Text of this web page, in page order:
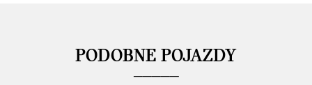
PODOBNE POJAZDY